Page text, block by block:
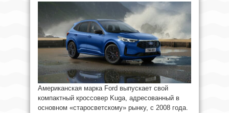
Американская марка Ford выпускает свой
компактный кроссовер Kuga, адресованный в
основном «старосветскому» рынку, с 2008 года.